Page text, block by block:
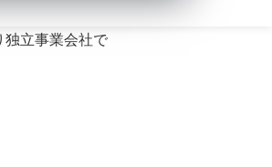
弊社のソフトウェ
独立事業会社で